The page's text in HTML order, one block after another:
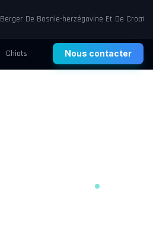
Berger De Bosnie-herzégovine Et De Croatie
Chiots Santé Éducation
Nous contacter